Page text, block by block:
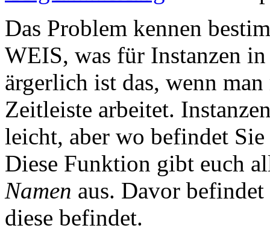
Das Problem kennen
WEIS, was für Instanzen
ärgerlich ist das, wenn
Zeitleiste arbeitet.
leicht, aber wo befindet Sie
Diese Funktion gibt euch
Namen aus. Davor
diese befindet.